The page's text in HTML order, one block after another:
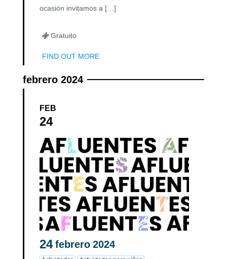
ocasión invitamos a […]
Gratuito
FIND OUT MORE
febrero 2024
FEB
24
24 febrero 2024